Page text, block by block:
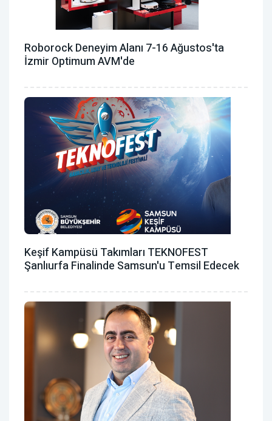
Roborock Deneyim Alanı 7-16 Ağustos'ta
İzmir Optimum AVM'de
Keşif Kampüsü Takımları TEKNOFEST
Şanlıurfa Finalinde Samsun'u Temsil Edecek